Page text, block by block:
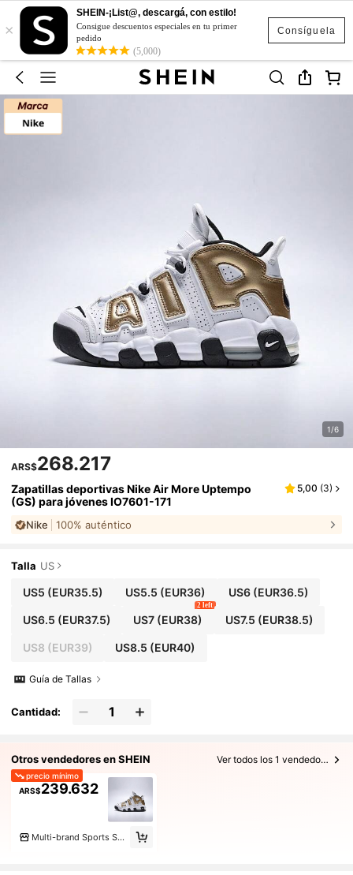
Consíguela
×
SHEIN-¡List@, descargá, con estilo!
Consigue descuentos especiales en tu primer
pedido
(5,000)
1/6
ARS$268.217
Zapatillas deportivas Nike Air More Uptempo
(GS) para jóvenes IO7601-171
5,00 (3)
Nike 100% auténtico
Talla US
US5 (EUR35.5) US5.5 (EUR36) US6(EUR36.5)
US6.5 (EUR37.5) US7 (EUR38)
2 left
US7.5 (EUR38.5)
US8 (EUR39) US8.5 (EUR40)
Guía de Tallas
Cantidad:
Otros vendedores en SHEIN Ver todos los 1 vendedores
precio mínimo
ARS$239.632
Multi-brand Sports Store